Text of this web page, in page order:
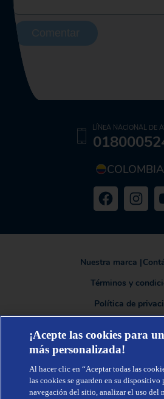
COLOMBIA
LÍNEA NACIONAL DE
Nuestra marca |
Términos y
Política de
TENA®, una marca de Essity - una compañía
nuestros productos, servicios y soluciones.
barreras por el bienestar en beneficio de
cuidadores, clientes y la sociedad en general.
aproximadamente 150 países bajo las
¡Acepte las cookies para
más personalizada!
Al hacer clic en “Aceptar todas las
las cookies se guarden en su dispositivo
navegación del sitio, analizar el uso del